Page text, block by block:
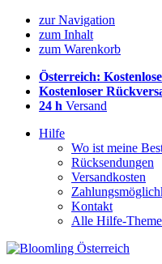
zur Navigation
zum Inhalt
zum Warenkorb
Österreich:
Kostenloser
24 h Versand
Hilfe
Wo ist meine
Rücksendungen
Versandkosten
Kontakt
Alle Hilfe-